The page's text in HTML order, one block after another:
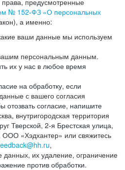
предусмотренные
№ 152-ФЗ «О персональных
а именно:
ваши данные мы используем
персональным данным.
их у нас в любое время
на обработку, если
с вашего согласия
отозвать согласие, напишите
внутригородская территория
Тверской, 2-я Брестская улица,
«Хэдхантер» или свяжитесь
,
данных, их удаление, ограничение
против обработки.